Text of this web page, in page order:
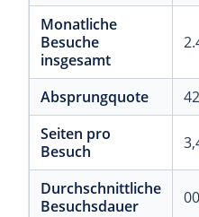
Monatliche
Besuche
insgesamt
Absprungquote
Seiten pro
Besuch
Durchschnittliche
Besuchsdauer